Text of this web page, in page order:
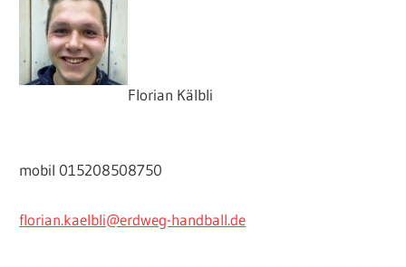
Florian Kälbli
mobil 015208508750
florian.kaelbli@erdweg-handball.de